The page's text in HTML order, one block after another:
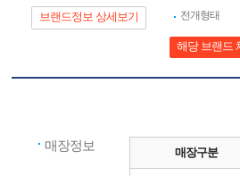
브랜드정보 상세보기
전개형태
해당 브랜드
매장정보 매장구분